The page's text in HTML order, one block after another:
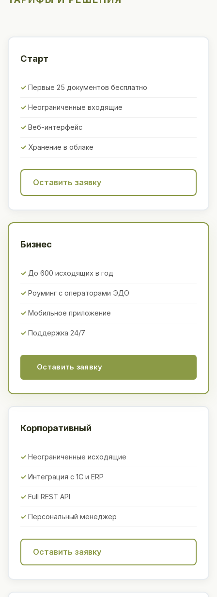
Старт
Первые 25 документов бесплатно
Неограниченные входящие
Веб-интерфейс
Хранение в облаке
Оставить заявку
Бизнес
До 600 исходящих в год
Роуминг с операторами ЭДО
Мобильное приложение
Поддержка 24/7
Оставить заявку
Корпоративный
Неограниченные исходящие
Интеграция с 1С и ERP
Full REST API
Персональный менеджер
Оставить заявку